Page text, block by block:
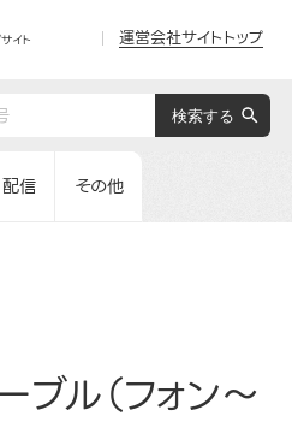
イト 運営会社サイトトップ
配信 その他
ル（フォン～